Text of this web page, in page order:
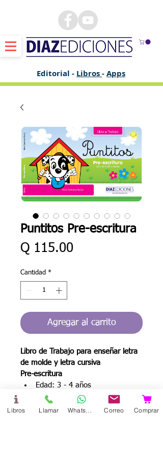
Editorial - Libros-Apps
Puntitos Pre-escritura
Q 115.00Precio
Cantidad *
Agregar al carrito
Libro de Trabajo para enseñar letra
de molde y letra cursiva
Pre-escritura
Edad: 3 - 4 años
Páginas: 166
Tamaño: Oficio
Libros Llamar Correo Comprar